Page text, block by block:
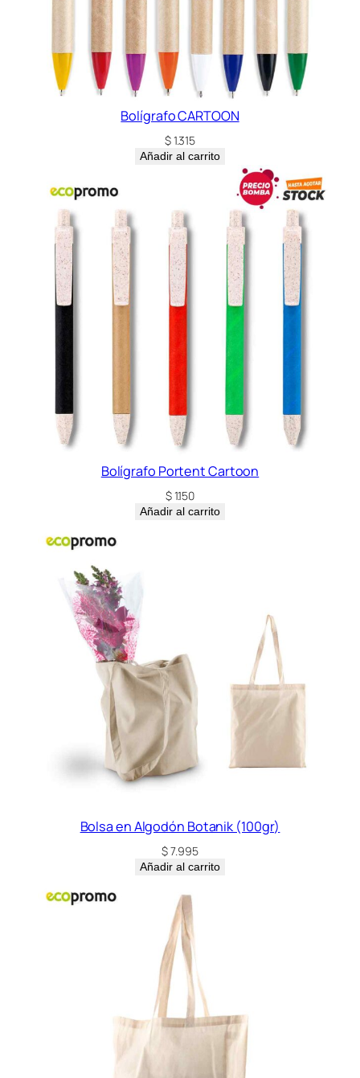
Bolígrafo CARTOON
$1.315
Añadir al carrito
Bolígrafo Portent Cartoon
$1.150
Añadir al carrito
Bolsa en Algodón Botanik (100gr)
$7.995
Añadir al carrito